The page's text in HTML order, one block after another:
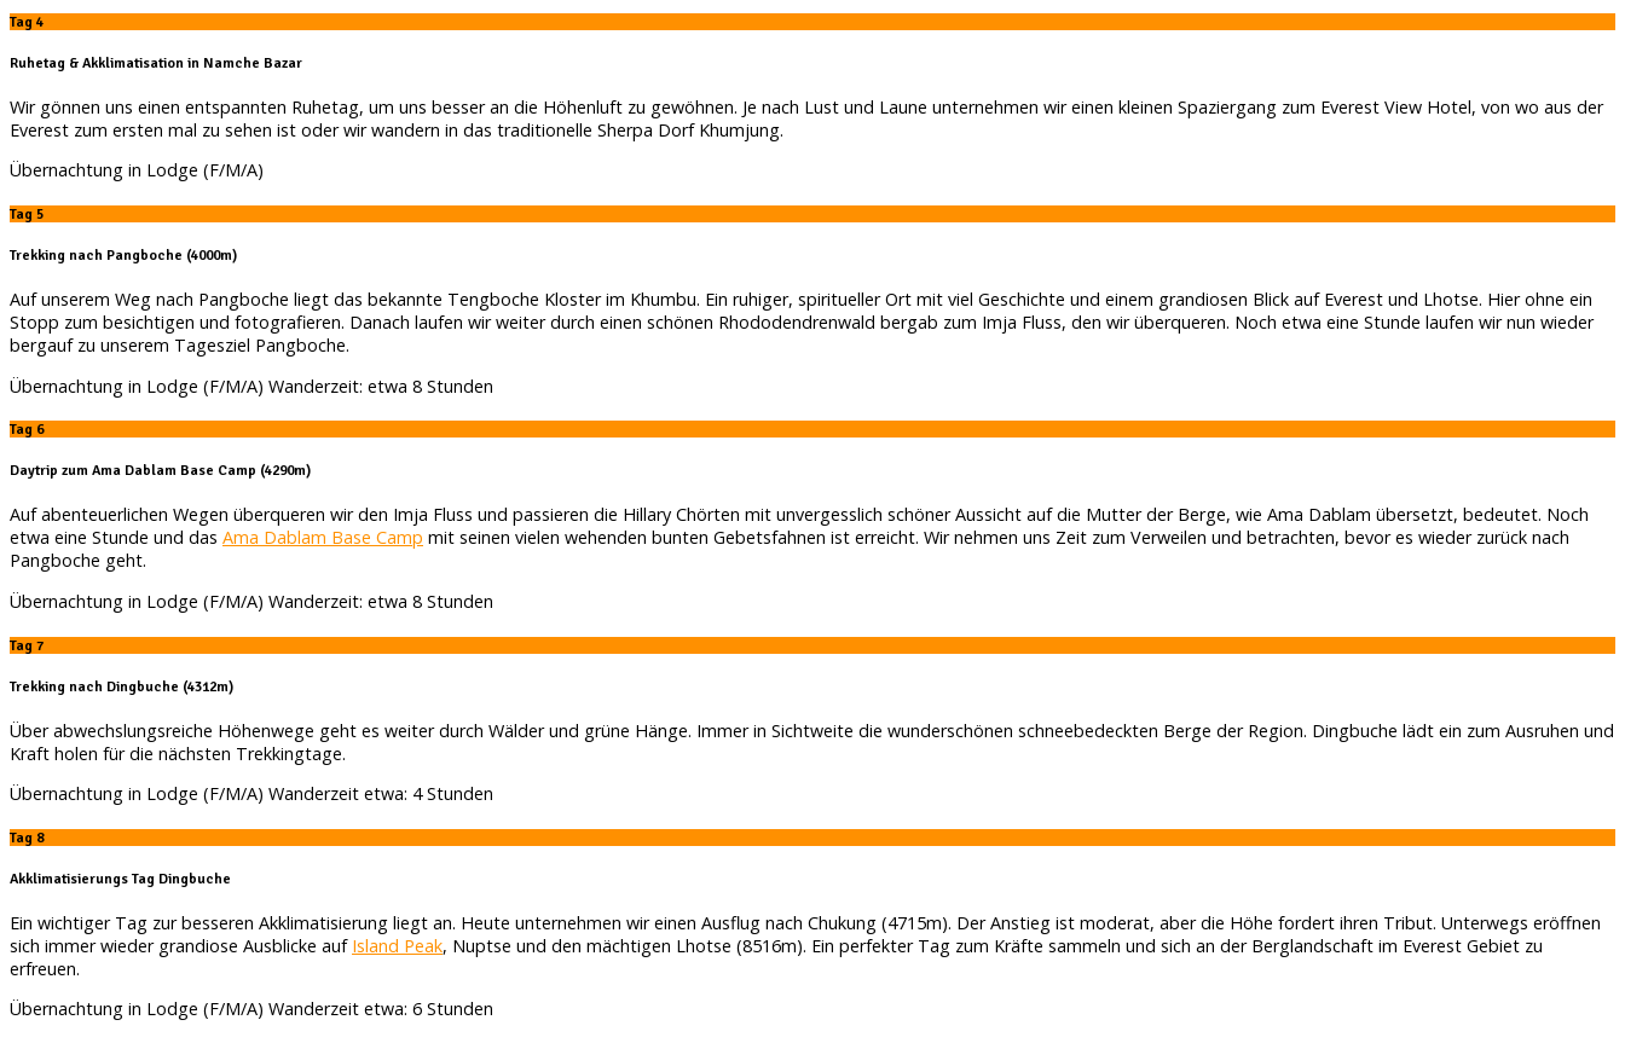
Tag 4
Ruhetag & Akklimatisation in Namche Bazar
Wir gönnen uns einen entspannten Ruhetag, um uns besser an die Höhenluft zu gewöhnen. Je nach Lust und Laune unternehmen wir einen kleinen Spaziergang zum Everest View Hotel, von wo aus der
Everest zum ersten mal zu sehen ist oder wir wandern in das traditionelle Sherpa Dorf Khumjung.
Übernachtung in Lodge (F/M/A)
Tag 5
Trekking nach Pangboche (4000m)
Auf unserem Weg nach Pangboche liegt das bekannte Tengboche Kloster im Khumbu. Ein ruhiger, spiritueller Ort mit viel Geschichte und einem grandiosen Blick auf Everest und Lhotse. Hier ohne ein
Stopp zum besichtigen und fotografieren. Danach laufen wir weiter durch einen schönen Rhododendrenwald bergab zum Imja Fluss, den wir überqueren. Noch etwa eine Stunde laufen wir nun wieder
bergauf zu unserem Tagesziel Pangboche.
Übernachtung in Lodge (F/M/A) Wanderzeit: etwa 8 Stunden
Tag 6
Daytrip zum Ama Dablam Base Camp (4290m)
Auf abenteuerlichen Wegen überqueren wir den Imja Fluss und passieren die Hillary Chörten mit unvergesslich schöner Aussicht auf die Mutter der Berge, wie Ama Dablam übersetzt, bedeutet. Noch
etwa eine Stunde und das Ama Dablam Base Camp mit seinen vielen wehenden bunten Gebetsfahnen ist erreicht. Wir nehmen uns Zeit zum Verweilen und betrachten, bevor es wieder zurück nach
Pangboche geht.
Übernachtung in Lodge (F/M/A) Wanderzeit: etwa 8 Stunden
Tag 7
Trekking nach Dingbuche (4312m)
Über abwechslungsreiche Höhenwege geht es weiter durch Wälder und grüne Hänge. Immer in Sichtweite die wunderschönen schneebedeckten Berge der Region. Dingbuche lädt ein zum Ausruhen und
Kraft holen für die nächsten Trekkingtage.
Übernachtung in Lodge (F/M/A) Wanderzeit etwa: 4 Stunden
Tag 8
Akklimatisierungs Tag Dingbuche
Ein wichtiger Tag zur besseren Akklimatisierung liegt an. Heute unternehmen wir einen Ausflug nach Chukung (4715m). Der Anstieg ist moderat, aber die Höhe fordert ihren Tribut. Unterwegs eröffnen
sich immer wieder grandiose Ausblicke auf Island Peak, Nuptse und den mächtigen Lhotse (8516m). Ein perfekter Tag zum Kräfte sammeln und sich an der Berglandschaft im Everest Gebiet zu
erfreuen.
Übernachtung in Lodge (F/M/A) Wanderzeit etwa: 6 Stunden